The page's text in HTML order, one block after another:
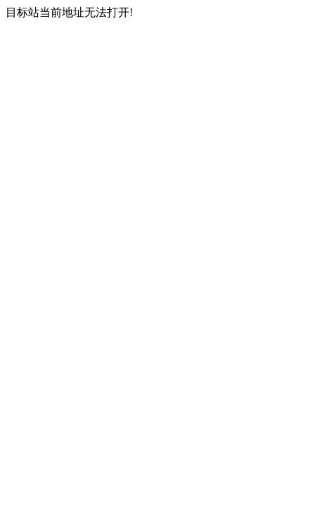
目标站当前地址无法打开!